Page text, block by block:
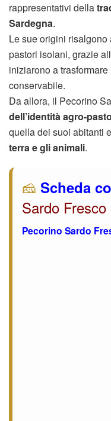
rappresentativi della
Sardegna.
Le sue origini risalgono
pastori isolani, grazie
iniziarono a
conservabile.
Da allora, il Pecorino
dell’identità agro-
quella dei suoi abitanti
terra e gli animali.
🧀 Scheda
Sardo
Pecorino Sardo